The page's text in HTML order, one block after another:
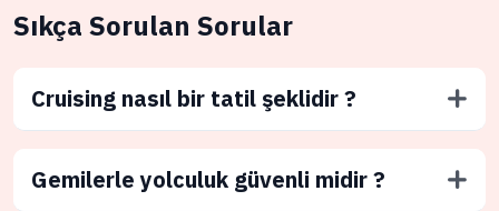
Sıkça Sorulan Sorular
Cruising nasıl bir tatil şeklidir ?
Gemilerle yolculuk güvenli midir ?